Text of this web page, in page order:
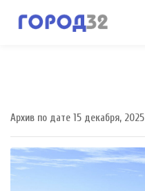
Архив по дате 15 декабря, 2025